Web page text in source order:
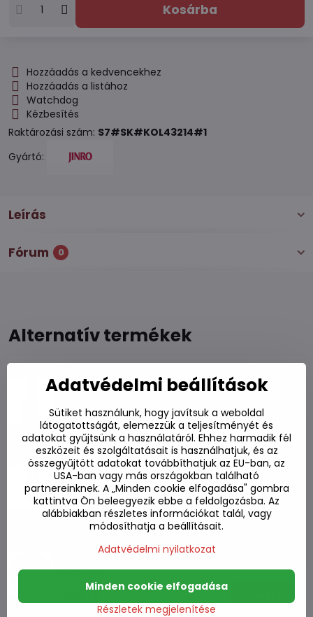
Kosárba
Hozzáadás a kedvencekhez
Hozzáadás a listához
Watchdog
Kézbesítés
Raktározási szám: S7#SK#KOL43214#1
Gyártó:
Leírás
Fórum 0
Alternatív termékek
1770 Ft Kosárba
Soju Chum Churum alma 350ml
Készleten
1500 Ft Kosárba
Soju JINRO őszibarack ízzel 350ml
Készleten
1500 Ft
Adatvédelmi beállítások
Sütiket használunk, hogy javítsuk a weboldal
látogatottságát, elemezzük a teljesítményét és
adatokat gyűjtsünk a használatáról. Ehhez harmadik fél
eszközeit és szolgáltatásait is használhatjuk, és az
összegyűjtött adatokat továbbíthatjuk az EU-ban, az
USA-ban vagy más országokban található
partnereinknek. A „Minden cookie elfogadása" gombra
kattintva Ön beleegyezik ebbe a feldolgozásba. Az
alábbiakban részletes információkat talál, vagy
módosíthatja a beállításait.
Adatvédelmi nyilatkozat
Részletek megjelenítése
Minden cookie elfogadása